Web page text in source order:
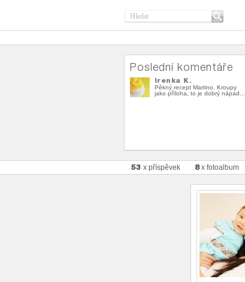
Poslední komentáře
Irenka K.
Pěkný recept Martino. Kroupy
jako příloha, to je dobrý nápad...
53 x příspěvek 8x fotoalbum